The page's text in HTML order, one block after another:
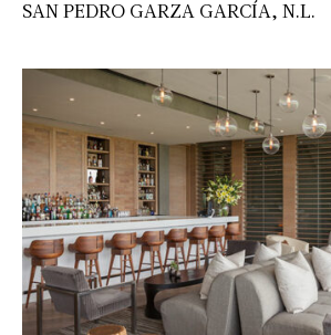
SAN PEDRO GARZA GARCÍA, N.L.